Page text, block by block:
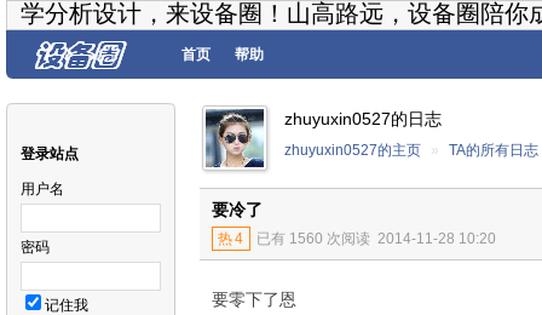
学分析设计，来设备圈！山高路远，设备圈陪你
首页 帮助
登录站点
用户名
密码
记住我
zhuyuxin0527的日志
zhuyuxin0527的主页 » TA的所有日志
要冷了
热4 已有 1560 次阅读 2014-11-28 10:20
要零下了恩